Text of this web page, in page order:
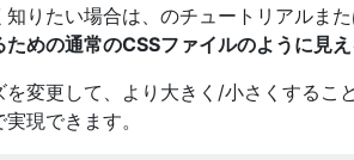
知りたい場合は、のチュートリアルま
ための通常のCSSファイルのように見
変更して、より大きく/小さくするこ
現できます。